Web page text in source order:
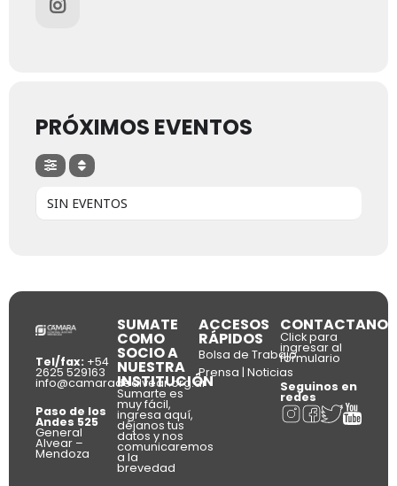
PRÓXIMOS EVENTOS
SIN EVENTOS
Tel/fax: +54
2625 529163
info@camaradealvear.org.ar
Paso de los
Andes 525
General
Alvear –
Mendoza
SUMATE
COMO
SOCIO A
NUESTRA
INSTITUCIÓN
Sumarte es
muy fácil,
ingresa aquí,
déjanos tus
datos y nos
comunicaremos
a la
brevedad
ACCESOS
RÁPIDOS
Bolsa de Trabajo
Prensa | Noticias
CONTACTANOS
Click para
ingresar al
formulario
Seguinos en
redes